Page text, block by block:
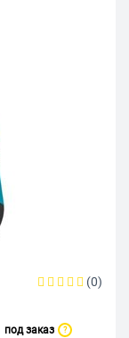
(0)
под заказ ?